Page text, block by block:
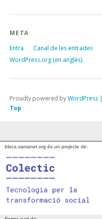
META
Entra Canal de les entrades
WordPress.org (en anglès)
Proudly powered by WordPress
Top
blocs.xarxanet.org és un projecte de: